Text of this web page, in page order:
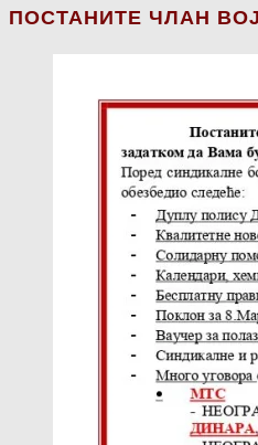
ПОСТАНИТЕ ЧЛАН